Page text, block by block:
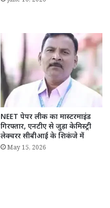
NEET पेपर लीक का मास्टरमाइंड
गिरफ्तार, एनटीए से जुड़ा केमिस्ट्री
लेक्चरर सीबीआई के शिकंजे में
May 15, 2026